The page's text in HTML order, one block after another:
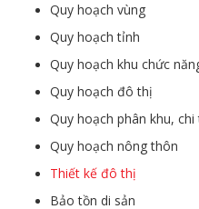
Quy hoạch vùng
Quy hoạch tỉnh
Quy hoạch khu chức
Quy hoạch đô thị
Quy hoạch phân khu, chi
Quy hoạch nông thôn
Thiết kế đô thị
Bảo tồn di sản